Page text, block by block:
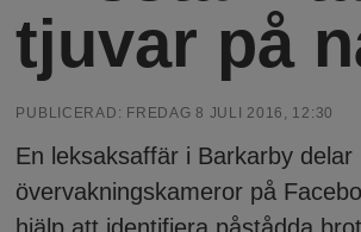
h
o
l
n
y
tjuvar på
PUBLICERAD: FREDAG 8 JULI 2016, 12:30
En leksaksaffär i Barkarby
övervakningskameror på
hjälp att identifiera påstådda